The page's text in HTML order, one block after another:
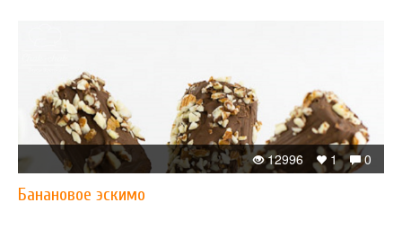
0
1
12996
Банановое эскимо